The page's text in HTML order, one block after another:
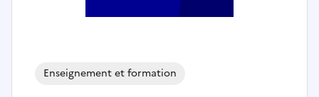
Enseignement et formation